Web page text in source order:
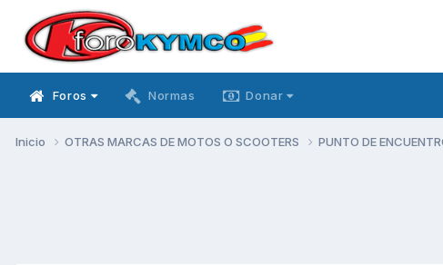
Foros Normas Donar
Inicio OTRAS MARCAS DE MOTOS O SCOOTERS PUNTO DE